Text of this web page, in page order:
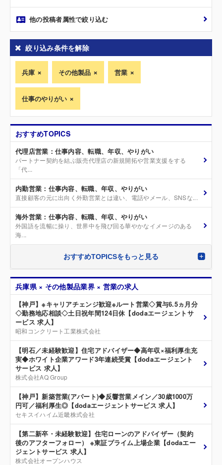
他の投稿者属性で絞り込む
絞り込み条件を解除
兵庫 その他製品 営業
仕事のやりがい
おすすめTOPICS
代理店営業：仕事内容、転職、年収、やりがい
パートナー契約を結ぶ販売代理店の新規開拓や営業支援をする
「代...
内勤営業：仕事内容、転職、年収、やりがい
直接顧客の元に出向く外勤営業とは違い、電話やメール、SNSな...
海外営業：仕事内容、転職、年収、やりがい
外国語を流暢に操り、世界中を飛び回る華やかなイメージのある
海...
おすすめTOPICSをもっと見る
兵庫県 × その他製品業界 × 営業の求人
【神戸】※キャリアチェンジ歓迎※ルート営業◇賞与6.5ヵ月分
◇勤務地応相談◇土日祝年間124日休【dodaエージェントサ
ービス 求人】
昭和コンクリート工業株式会社
【明石／未経験歓迎】住宅アドバイザー◆高年収×福利厚生充
実◆ホワイト企業アワード3年連続受賞【dodaエージェント
サービス 求人】
株式会社AQ Group
【神戸】新築営業(アパート)◆反響営業メイン／30歳1000万
円可／福利厚生◎【dodaエージェントサービス 求人】
セキスイハイム近畿株式会社
【第二新卒・未経験歓迎】住宅ローンのアドバイザー（契約
後のアフターフォロー） ※東証プライム上場企業【dodaエー
ジェントサービス 求人】
株式会社オープンハウス